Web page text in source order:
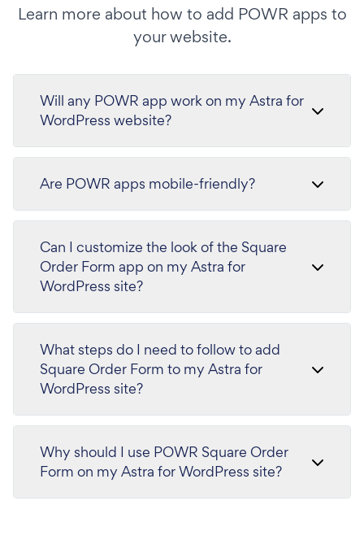
Learn more about how to add POWR apps to
your website.
Will any POWR app work on my Astra for
WordPress website?
Are POWR apps mobile-friendly?
Can I customize the look of the Square
Order Form app on my Astra for
WordPress site?
What steps do I need to follow to add
Square Order Form to my Astra for
WordPress site?
Why should I use POWR Square Order
Form on my Astra for WordPress site?